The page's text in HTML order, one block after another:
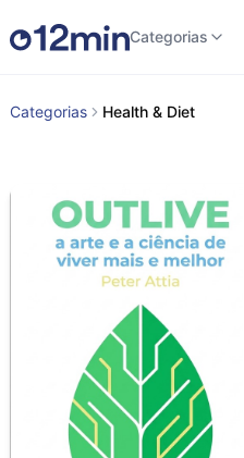
Categorias
Categorias Health & Diet